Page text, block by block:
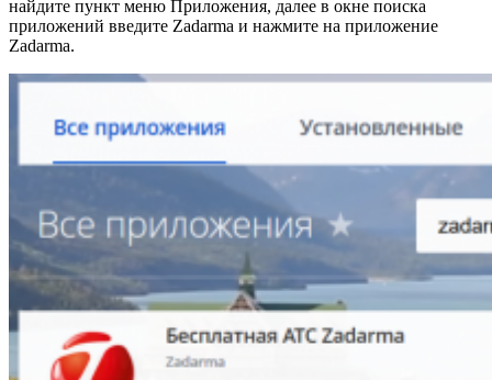
найдите пункт меню Приложения, далее в окне поиска
приложений введите Zadarma и нажмите на приложение
Zadarma.